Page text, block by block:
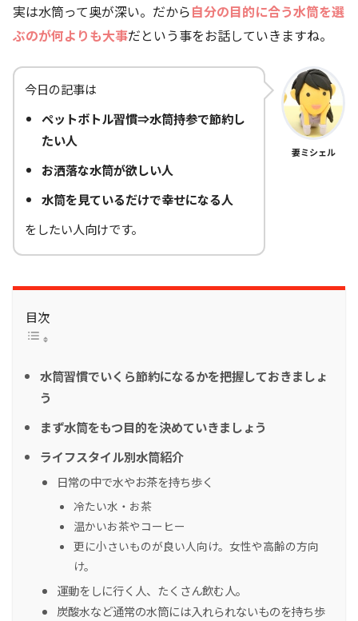
実は水筒って奥が深い。だから自分の目的に合う水筒を選
ぶのが何よりも大事だという事をお話していきますね。
今日の記事は
ペットボトル習慣⇒水筒持参で節約し
たい人
お洒落な水筒が欲しい人
水筒を見ているだけで幸せになる人
をしたい人向けです。
妻ミシェル
目次
水筒習慣でいくら節約になるかを把握しておきましょ
う
まず水筒をもつ目的を決めていきましょう
ライフスタイル別水筒紹介
日常の中で水やお茶を持ち歩く
冷たい水・お茶
温かいお茶やコーヒー
更に小さいものが良い人向け。女性や高齢の方向
け。
運動をしに行く人、たくさん飲む人。
炭酸水など通常の水筒には入れられないものを持ち歩